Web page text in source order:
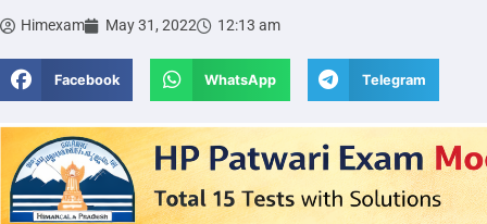
Himexam May 31, 2022 12:13 am
Facebook WhatsApp Telegram